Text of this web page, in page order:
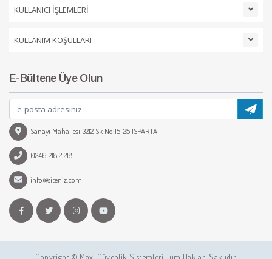
KULLANICI İŞLEMLERİ
KULLANIM KOŞULLARI
E-Bültene Üye Olun
Sanayi Mahallesi 3212 Sk No:15-25 ISPARTA
0246 218 2 218
info@siteniz.com
Copyright © Maxi Güvenlik Sistemleri Tüm Hakları Saklıdır.